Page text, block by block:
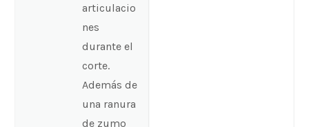
articulacio
nes
durante el
corte.
Además de
una ranura
de zumo